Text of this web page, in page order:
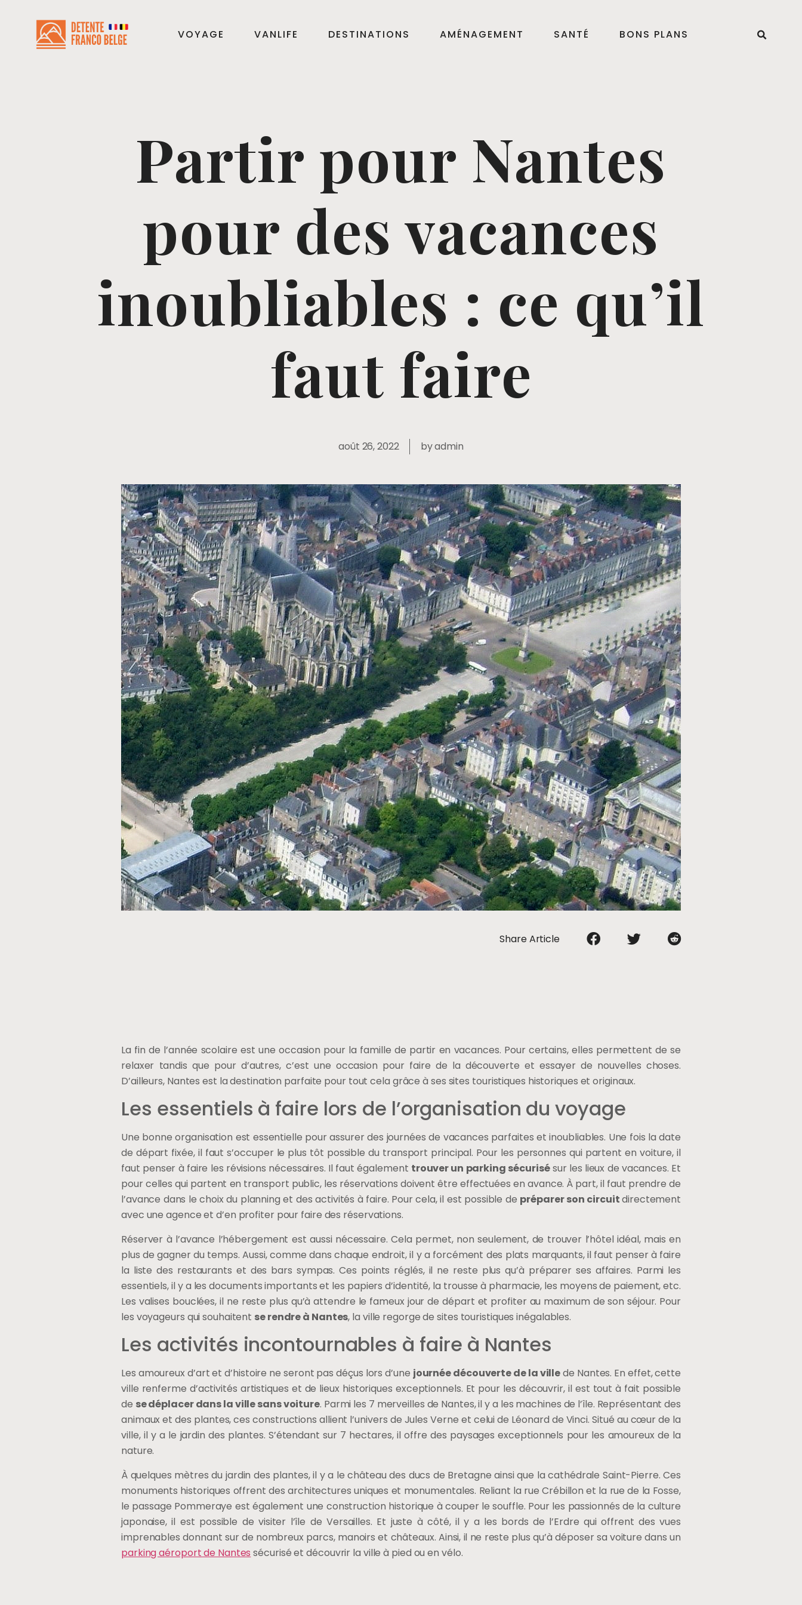
VOYAGE VANLIFE DESTINATIONS AMÉNAGEMENT SANTÉ BONS PLANS
Partir pour Nantes
pour des vacances
inoubliables : ce qu’il
faut faire
août 26, 2022 byadmin
Share Article
La fin de l’année scolaire est une occasion pour la famille de partir en vacances. Pour certains, elles permettent de se
relaxer tandis que pour d’autres, c’est une occasion pour faire de la découverte et essayer de nouvelles choses.
D’ailleurs, Nantes est la destination parfaite pour tout cela grâce à ses sites touristiques historiques et originaux.
Les essentiels à faire lors de l’organisation du voyage
Une bonne organisation est essentielle pour assurer des journées de vacances parfaites et inoubliables. Une fois la date
de départ fixée, il faut s’occuper le plus tôt possible du transport principal. Pour les personnes qui partent en voiture, il
faut penser à faire les révisions nécessaires. Il faut également trouver un parking sécurisésur les lieux de vacances. Et
pour celles qui partent en transport public, les réservations doivent être effectuées en avance. À part, il faut prendre de
l’avance dans le choix du planning et des activités à faire. Pour cela, il est possible de préparer son circuitdirectement
avec une agence et d’en profiter pour faire des réservations.
Réserver à l’avance l’hébergement est aussi nécessaire. Cela permet, non seulement, de trouver l’hôtel idéal, mais en
plus de gagner du temps. Aussi, comme dans chaque endroit, il y a forcément des plats marquants, il faut penser à faire
la liste des restaurants et des bars sympas. Ces points réglés, il ne reste plus qu’à préparer ses affaires. Parmi les
essentiels, il y a les documents importants et les papiers d’identité, la trousse à pharmacie, les moyens de paiement, etc.
Les valises bouclées, il ne reste plus qu’à attendre le fameux jour de départ et profiter au maximum de son séjour. Pour
les voyageurs qui souhaitent se rendre à Nantes, la ville regorge de sites touristiques inégalables.
Les activités incontournables à faire à Nantes
Les amoureux d’art et d’histoire ne seront pas déçus lors d’une journée découverte de la villede Nantes. En effet, cette
ville renferme d’activités artistiques et de lieux historiques exceptionnels. Et pour les découvrir, il est tout à fait possible
de se déplacer dans la ville sans voiture. Parmi les 7 merveilles de Nantes, il y a les machines de l’île. Représentant des
animaux et des plantes, ces constructions allient l’univers de Jules Verne et celui de Léonard de Vinci. Situé au cœur de la
ville, il y a le jardin des plantes. S’étendant sur 7 hectares, il offre des paysages exceptionnels pour les amoureux de la
nature.
À quelques mètres du jardin des plantes, il y a le château des ducs de Bretagne ainsi que la cathédrale Saint-Pierre. Ces
monuments historiques offrent des architectures uniques et monumentales. Reliant la rue Crébillon et la rue de la Fosse,
le passage Pommeraye est également une construction historique à couper le souffle. Pour les passionnés de la culture
japonaise, il est possible de visiter l’île de Versailles. Et juste à côté, il y a les bords de l’Erdre qui offrent des vues
imprenables donnant sur de nombreux parcs, manoirs et châteaux. Ainsi, il ne reste plus qu’à déposer sa voiture dans un
parking aéroport de Nantes sécurisé et découvrir la ville à pied ou en vélo.